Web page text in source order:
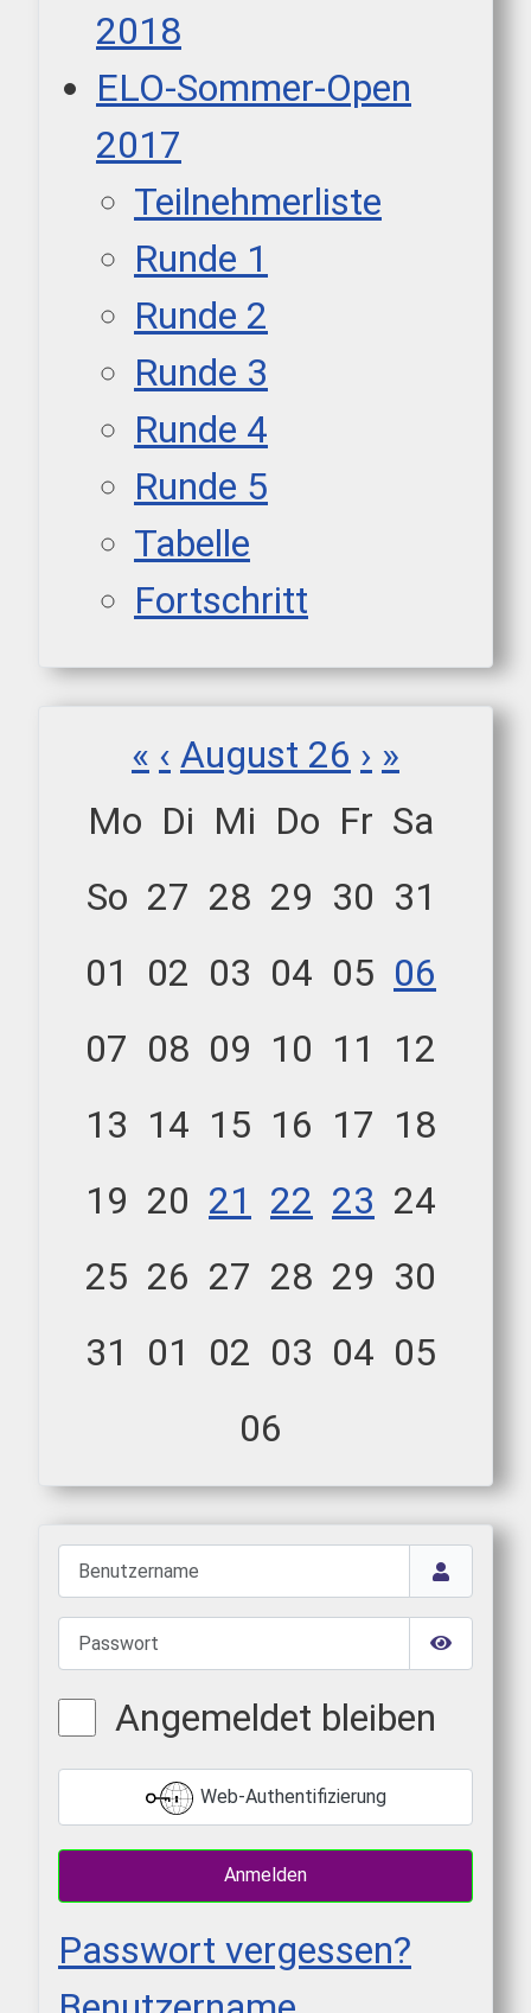
2018
ELO-Sommer-Open
2017
Teilnehmerliste
Runde 1
Runde 2
Runde 3
Runde 4
Runde 5
Tabelle
Fortschritt
« ‹ August 26 › »
Mo Di Mi Do Fr Sa
So 27 28 29 30 31
01
02 03 04 05 06
07 08 09 10 11
12
13 14 15 16 17 18
19 20 21 22 23 24
25 26 27 28 29 30
31
01 02 03 04 05
06
Benutzername
Passwort
Passwort
Angemeldet bleiben
Web-Authentifizierung
Anmelden
Passwort vergessen?